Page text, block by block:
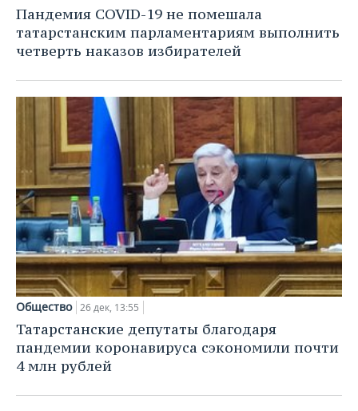
Пандемия COVID-19 не помешала
татарстанским парламентариям выполнить
четверть наказов избирателей
Общество 26 дек, 13:55
Татарстанские депутаты благодаря
пандемии коронавируса сэкономили почти
4 млн рублей